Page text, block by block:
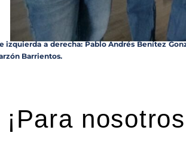
izquierda a derecha: Pablo Andrés Benítez
Barrientos.
¡Para